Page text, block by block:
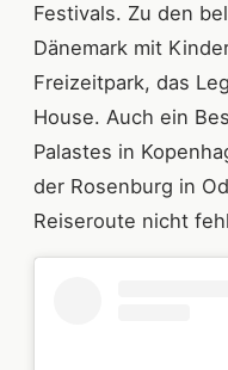
Festivals. Zu den
Dänemark mit
Freizeitpark, das
House. Auch ein
Palastes in
der Rosenburg in
Reiseroute nicht